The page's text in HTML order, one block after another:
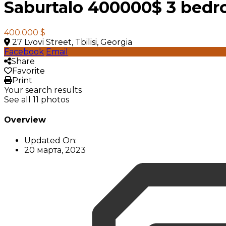
Saburtalo 400000$ 3
400.000 $
27 Lvovi Street, Tbilisi, Georgia
Facebook Email
Share
Favorite
Print
Your search results
See all 11 photos
Overview
Updated On:
20 марта, 2023